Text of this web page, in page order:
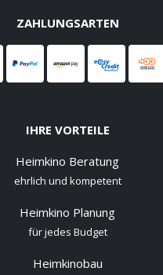
ZAHLUNGSARTEN
IHRE VORTEILE
Heimkino Beratung
ehrlich und kompetent
Heimkino Planung
für jedes Budget
Heimkinobau